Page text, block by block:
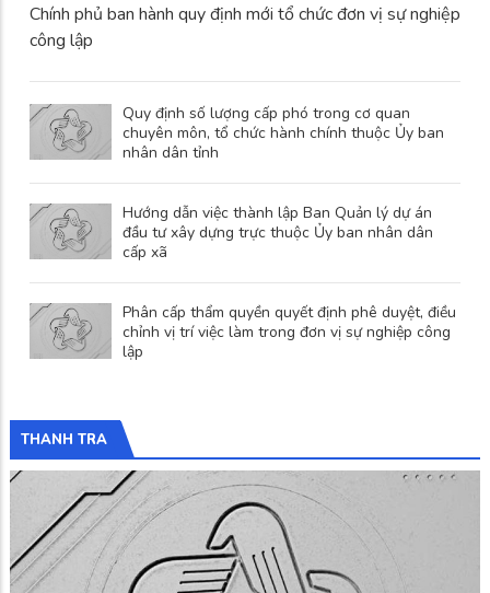
Chính phủ ban hành quy định mới tổ chức đơn vị sự nghiệp
công lập
Quy định số lượng cấp phó trong cơ quan
chuyên môn, tổ chức hành chính thuộc Ủy ban
nhân dân tỉnh
Hướng dẫn việc thành lập Ban Quản lý dự án
đầu tư xây dựng trực thuộc Ủy ban nhân dân
cấp xã
Phân cấp thẩm quyền quyết định phê duyệt, điều
chỉnh vị trí việc làm trong đơn vị sự nghiệp công
lập
THANH TRA